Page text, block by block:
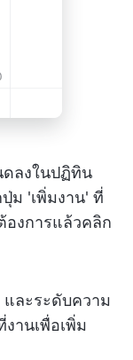
ดลงในปฏิทิน
ม 'เพิ่มงาน' ที่
องการแล้วคลิก
ละระดับความ
านเพื่อเพิ่ม